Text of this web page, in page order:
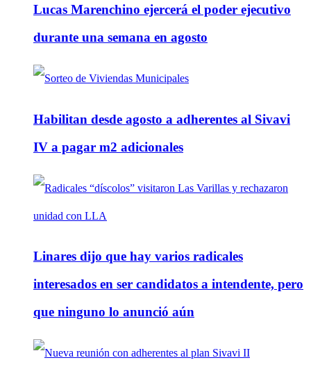
Lucas Marenchino ejercerá el poder ejecutivo
durante una semana en agosto
Habilitan desde agosto a adherentes al Sivavi
IV a pagar m2 adicionales
Linares dijo que hay varios radicales
interesados en ser candidatos a intendente, pero
que ninguno lo anunció aún